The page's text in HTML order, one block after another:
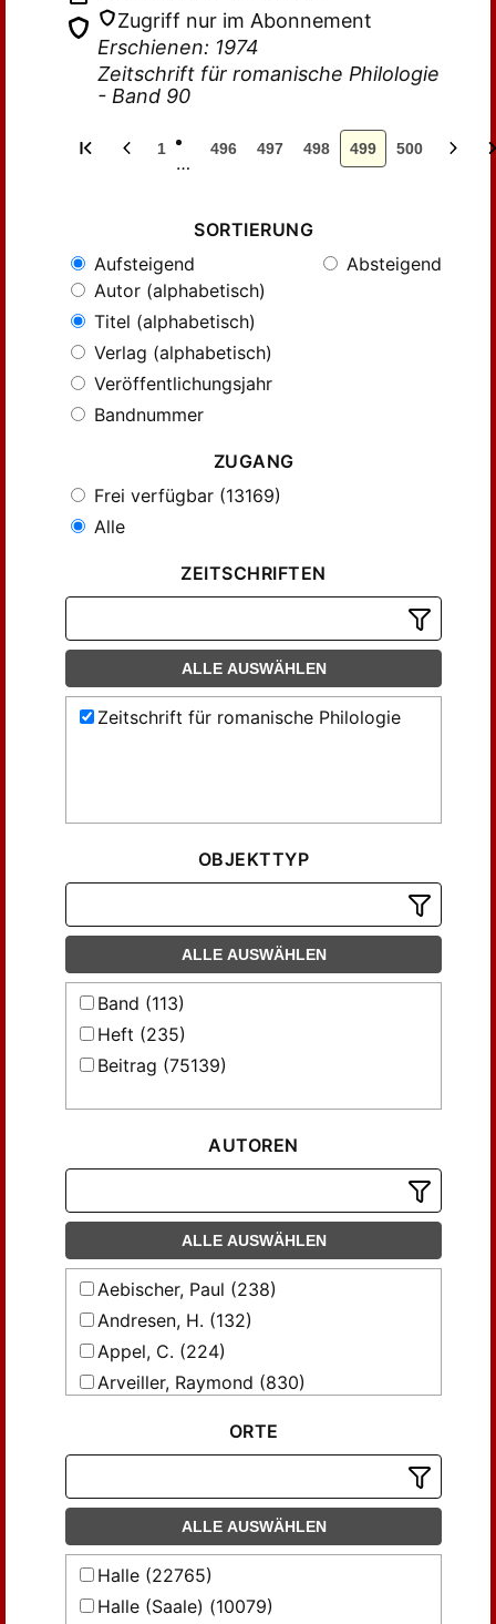
Zugriff nur im Abonnement
Erschienen: 1974
Zeitschrift für romanische Philologie
- Band 90
1
…
496 497 498 499 500
SORTIERUNG
Aufsteigend
Absteigend
Autor (alphabetisch)
Titel (alphabetisch)
Verlag (alphabetisch)
Veröffentlichungsjahr
Bandnummer
ZUGANG
Frei verfügbar (13169)
Alle
ZEITSCHRIFTEN
ALLE AUSWÄHLEN
Zeitschrift für romanische Philologie
OBJEKTTYP
ALLE AUSWÄHLEN
Band (113)
Heft (235)
Beitrag (75139)
AUTOREN
ALLE AUSWÄHLEN
Aebischer, Paul (238)
Andresen, H. (132)
Appel, C. (224)
Arveiller, Raymond (830)
Bambeck, Manfred (155)
Bartsch, K. (265)
Beck, Friedrich (279)
Becker, Ph. Aug. (502)
ORTE
ALLE AUSWÄHLEN
Halle (22765)
Halle (Saale) (10079)